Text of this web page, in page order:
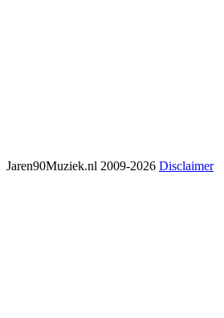
Jaren90Muziek.nl 2009-2026 Disclaimer